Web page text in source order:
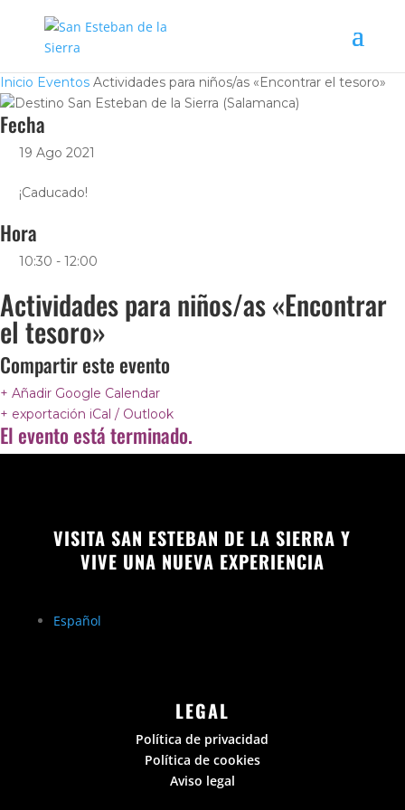
Inicio Eventos Actividades para niños/as «Encontrar el tesoro»
Fecha
19 Ago 2021
¡Caducado!
Hora
10:30 - 12:00
Actividades para niños/as «Encontrar
el tesoro»
Compartir este evento
+ Añadir Google Calendar
+ exportación iCal / Outlook
El evento está terminado.
VISITA SAN ESTEBAN DE LA SIERRA Y
VIVE UNA NUEVA EXPERIENCIA
Español
LEGAL
Política de privacidad
Política de cookies
Aviso legal